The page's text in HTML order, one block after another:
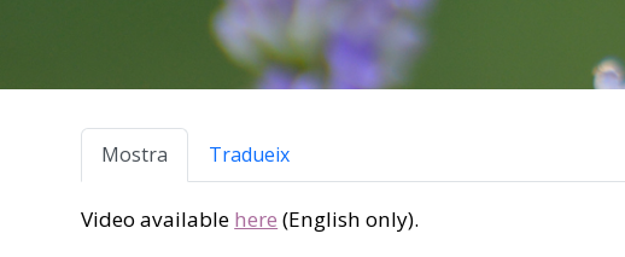
Pestanyes primàries
Mostra Tradueix
Video available here (English only).